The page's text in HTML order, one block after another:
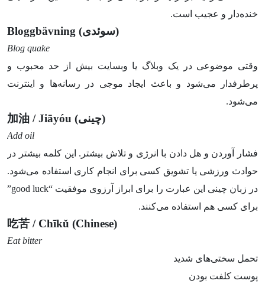
خنده‌دار و عجیب است.
Bloggbävning (سوئدی)
Blog quake
وقتی موضوعی در یک وبلاگ یا وبسایت بیش از حد محبوب و
پرطرفدار می‌شود و باعث ایجاد موجی در رسانه‌ها و اینترنت
می‌شود.
加油 / Jiāyóu (چینی)
Add oil
فشار آوردن و هل دادن با انرژی و تلاش بیشتر. این کلمه بیشتر در
حوادث ورزشی یا تشویق کسی برای انجام کاری استفاده می‌شود.
در زبان چینی این عبارت را برای ابراز آرزوی موفقیت “good luck”
برای کسی هم استفاده می‌کنند.
吃苦 / Chīkǔ (Chinese)
Eat bitter
تحمل سختی‌های شدید
پوست کلفت بودن